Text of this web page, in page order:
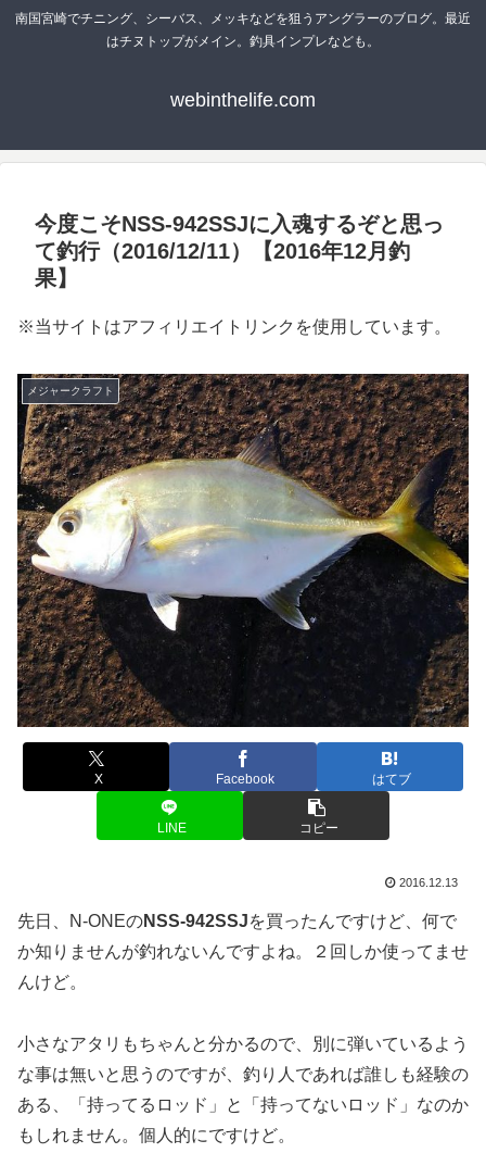
南国宮崎でチニング、シーバス、メッキなどを狙うアングラーのブログ。最近
はチヌトップがメイン。釣具インプレなども。
webinthelife.com
今度こそNSS-942SSJに入魂するぞと思っ
て釣行（2016/12/11）【2016年12月釣
果】
※当サイトはアフィリエイトリンクを使用しています。
メジャークラフト
X Facebook はてブ
LINE コピー
2016.12.13
先日、N-ONEのNSS-942SSJを買ったんですけど、何で
か知りませんが釣れないんですよね。２回しか使ってませ
んけど。
小さなアタリもちゃんと分かるので、別に弾いているよう
な事は無いと思うのですが、釣り人であれば誰しも経験の
ある、「持ってるロッド」と「持ってないロッド」なのか
もしれません。個人的にですけど。